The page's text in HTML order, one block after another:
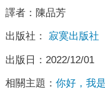
譯者： 陳品芳
出版社： 寂寞出版社
出版日： 2022/12/01
相關主題： 你好，我